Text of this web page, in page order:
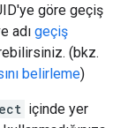
göre geçiş
adı geçiş
(bkz.
belirleme)
içinde yer